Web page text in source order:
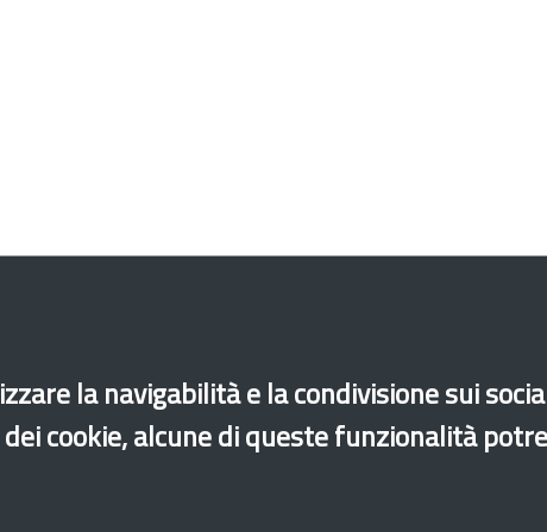
la navigabilità e la condivisione sui
cookie, alcune di queste funzionalità
di accessibilità Site map Legal & Privacy Contacts